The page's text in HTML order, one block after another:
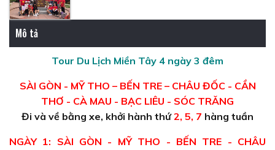
Mô tả
Tour Du Lịch Miền Tây 4 ngày 3 đêm
SÀI GÒN - MỸ THO – BẾN TRE – CHÂU ĐỐC - CẦN
THƠ - CÀ MAU - BẠC LIÊU - SÓC TRĂNG
Đi và về bằng xe, khởi hành thứ2, 5, 7 hàng tuần
NGÀY 1: SÀI GÒN - MỸ THO - BẾN TRE - CHÂU